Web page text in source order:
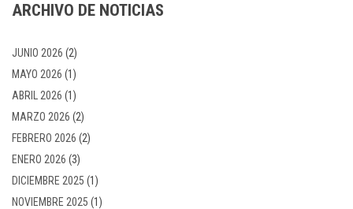
ARCHIVO DE NOTICIAS
JUNIO 2026 (2)
MAYO 2026 (1)
ABRIL 2026 (1)
MARZO 2026 (2)
FEBRERO 2026 (2)
ENERO 2026 (3)
DICIEMBRE 2025 (1)
NOVIEMBRE 2025 (1)